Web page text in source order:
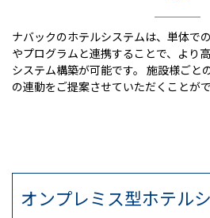
ナバックのホテルシステムは、単体で
やプログラムと連携することで、より
システム構築が可能です。 施設様ごと
の連動をご提案させていただくことがで
オンプレミス型ホテル